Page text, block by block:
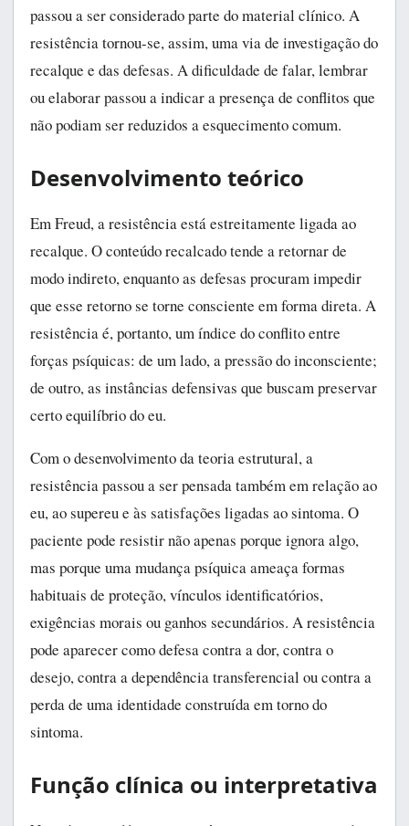
passou a ser considerado parte do material clínico. A
resistência tornou-se, assim, uma via de investigação do
recalque e das defesas. A dificuldade de falar, lembrar
ou elaborar passou a indicar a presença de conflitos que
não podiam ser reduzidos a esquecimento comum.
Desenvolvimento teórico
Em Freud, a resistência está estreitamente ligada ao
recalque. O conteúdo recalcado tende a retornar de
modo indireto, enquanto as defesas procuram impedir
que esse retorno se torne consciente em forma direta. A
resistência é, portanto, um índice do conflito entre
forças psíquicas: de um lado, a pressão do inconsciente;
de outro, as instâncias defensivas que buscam preservar
certo equilíbrio do eu.
Com o desenvolvimento da teoria estrutural, a
resistência passou a ser pensada também em relação ao
eu, ao supereu e às satisfações ligadas ao sintoma. O
paciente pode resistir não apenas porque ignora algo,
mas porque uma mudança psíquica ameaça formas
habituais de proteção, vínculos identificatórios,
exigências morais ou ganhos secundários. A resistência
pode aparecer como defesa contra a dor, contra o
desejo, contra a dependência transferencial ou contra a
perda de uma identidade construída em torno do
sintoma.
Função clínica ou interpretativa